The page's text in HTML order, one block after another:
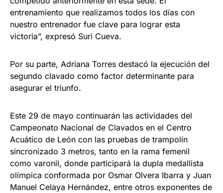
entrenamiento que realizamos todos los días con
nuestro entrenador fue clave para lograr esta
victoria”, expresó Suri Cueva.
Por su parte, Adriana Torres destacó la ejecución del
segundo clavado como factor determinante para
asegurar el triunfo.
Este 29 de mayo continuarán las actividades del
Campeonato Nacional de Clavados en el Centro
Acuático de León con las pruebas de trampolín
sincronizado 3 metros, tanto en la rama femenil
como varonil, donde participará la dupla medallista
olímpica conformada por Osmar Olvera Ibarra y Juan
Manuel Celaya Hernández, entre otros exponentes de